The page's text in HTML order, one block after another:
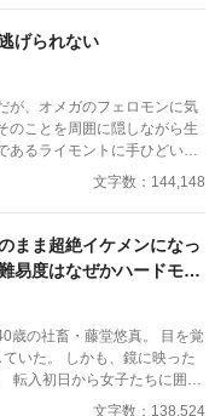
ます。 また、内容もサイレ
にタグも整理します。 批
。 見つけ次第削除いたしま
げられない
が、オメガのフェロモンに気
のことを周囲に隠しながら生
あるライモントに手ひどい態
は悪い。 ある日、気分の悪さ
つかまる・・・という話で
文字数：144,148
まま超絶イケメンになっ
易度はなぜかハードモー
歳の社畜・藤堂悠真。 目を覚
鏡に映った
畜思考が抜けず**「これはマ
文字数：138,524